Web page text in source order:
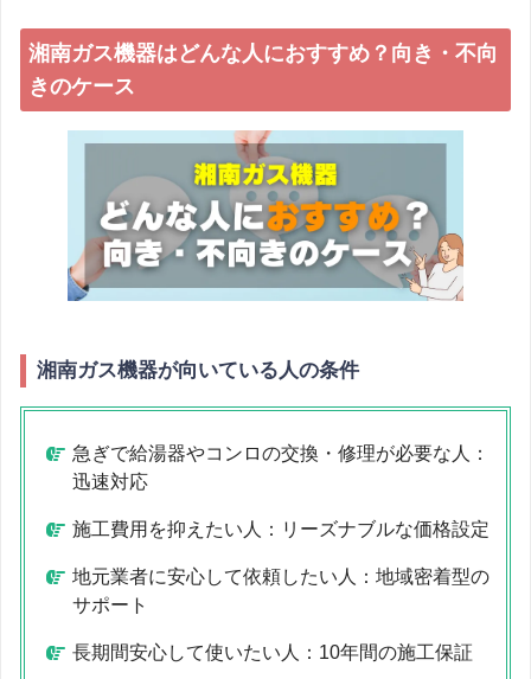
湘南ガス機器はどんな人におすすめ？向き・不向
きのケース
湘南ガス機器が向いている人の条件
急ぎで給湯器やコンロの交換・修理が必要な人：
迅速対応
施工費用を抑えたい人：リーズナブルな価格設定
地元業者に安心して依頼したい人：地域密着型の
サポート
長期間安心して使いたい人：10年間の施工保証